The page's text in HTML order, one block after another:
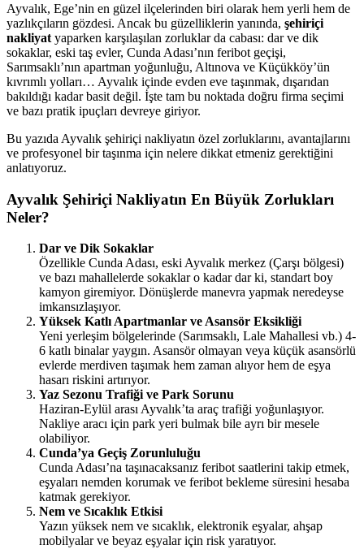
Ayvalık, Ege’nin en güzel ilçelerinden biri olarak hem yerli hem de
yazlıkçıların gözdesi. Ancak bu güzelliklerin yanında, şehiriçi
nakliyat yaparken karşılaşılan zorluklar da cabası: dar ve dik
sokaklar, eski taş evler, Cunda Adası’nın feribot geçişi,
Sarımsaklı’nın apartman yoğunluğu, Altınova ve Küçükköy’ün
kıvrımlı yolları… Ayvalık içinde evden eve taşınmak, dışarıdan
bakıldığı kadar basit değil. İşte tam bu noktada doğru firma seçimi
ve bazı pratik ipuçları devreye giriyor.
Bu yazıda Ayvalık şehiriçi nakliyatın özel zorluklarını, avantajlarını
ve profesyonel bir taşınma için nelere dikkat etmeniz gerektiğini
anlatıyoruz.
Ayvalık Şehiriçi Nakliyatın En Büyük Zorlukları
Neler?
Dar ve Dik Sokaklar
Özellikle Cunda Adası, eski Ayvalık merkez (Çarşı bölgesi)
ve bazı mahallelerde sokaklar o kadar dar ki, standart boy
kamyon giremiyor. Dönüşlerde manevra yapmak neredeyse
imkansızlaşıyor.
Yüksek Katlı Apartmanlar ve Asansör Eksikliği
Yeni yerleşim bölgelerinde (Sarımsaklı, Lale Mahallesi vb.) 4-
6 katlı binalar yaygın. Asansör olmayan veya küçük asansörlü
evlerde merdiven taşımak hem zaman alıyor hem de eşya
hasarı riskini artırıyor.
Yaz Sezonu Trafiği ve Park Sorunu
Haziran-Eylül arası Ayvalık’ta araç trafiği yoğunlaşıyor.
Nakliye aracı için park yeri bulmak bile ayrı bir mesele
olabiliyor.
Cunda’ya Geçiş Zorunluluğu
Cunda Adası’na taşınacaksanız feribot saatlerini takip etmek,
eşyaları nemden korumak ve feribot bekleme süresini hesaba
katmak gerekiyor.
Nem ve Sıcaklık Etkisi
Yazın yüksek nem ve sıcaklık, elektronik eşyalar, ahşap
mobilyalar ve beyaz eşyalar için risk yaratıyor.